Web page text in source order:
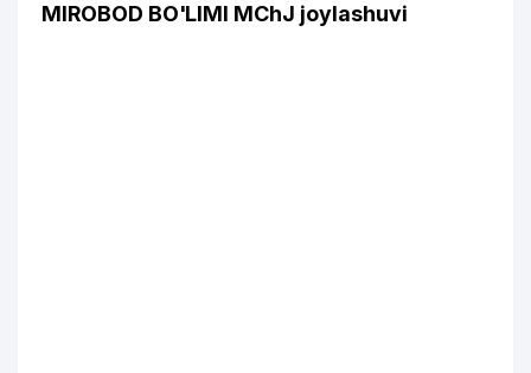
MIROBOD BO'LIMI MChJ joylashuvi